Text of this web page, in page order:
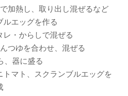
加熱し、取り出し混ぜるなど
ルエッグを作る
レ・からしで混ぜる
つゆを合わせ、混ぜる
、器に盛る
トマト、スクランブルエッグを